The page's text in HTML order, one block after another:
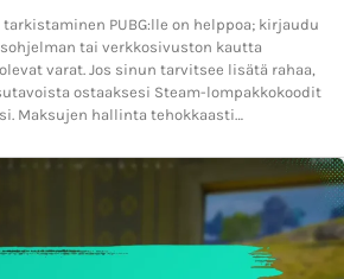
PUBG:lle on helppoa; kirjaudu
tai verkkosivuston kautta
varat. Jos sinun tarvitsee lisätä rahaa,
ostaaksesi Steam-lompakkokoodit
Maksujen hallinta tehokkaasti…